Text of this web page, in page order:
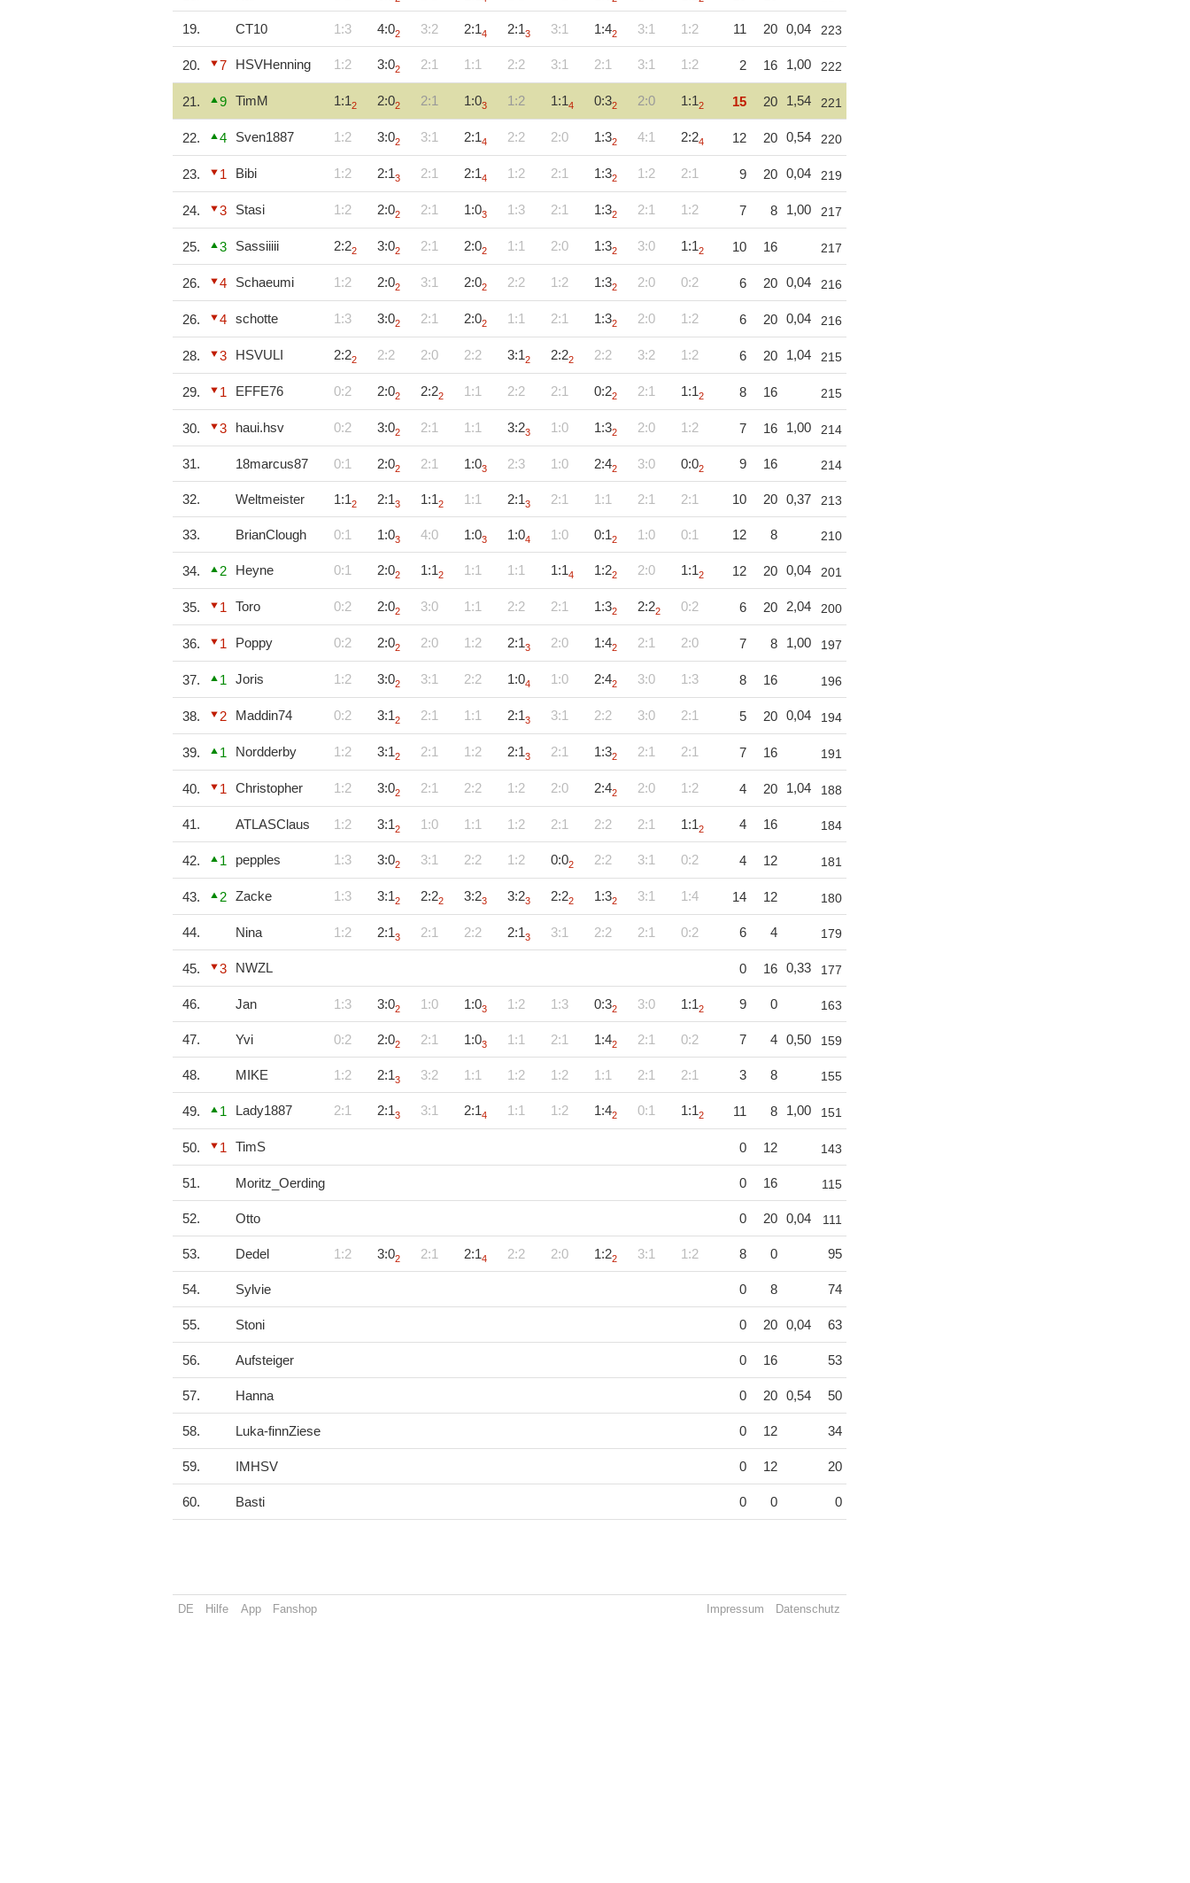
19. CT10 1:3 4:02 3:2 2:14 2:13 3:1 1:42 3:1 1:2 11 20 0,04 223
20. 7 HSVHenning 1:2 3:02 2:1 1:1 2:2 3:1 2:1 3:1 1:2 2 16 1,00 222
21. 9 TimM 1:12 2:02 2:1 1:03 1:2 1:14 0:32 2:0 1:12 15 20 1,54 221
22. 4 Sven1887 1:2 3:02 3:1 2:14 2:2 2:0 1:32 4:1 2:24 12 20 0,54 220
23. 1 Bibi 1:2 2:13 2:1 2:14 1:2 2:1 1:32 1:2 2:1 9 20 0,04 219
24. 3 Stasi 1:2 2:02 2:1 1:03 1:3 2:1 1:32 2:1 1:2 7 8 1,00 217
25. 3 Sassiiiii 2:22 3:02 2:1 2:02 1:1 2:0 1:32 3:0 1:12 10 16 217
26. 4 Schaeumi 1:2 2:02 3:1 2:02 2:2 1:2 1:32 2:0 0:2 6 20 0,04 216
26. 4 schotte 1:3 3:02 2:1 2:02 1:1 2:1 1:32 2:0 1:2 6 20 0,04 216
28. 3 HSVULI 2:22 2:2 2:0 2:2 3:12 2:22 2:2 3:2 1:2 6 20 1,04 215
29. 1 EFFE76 0:2 2:02 2:22 1:1 2:2 2:1 0:22 2:1 1:12 8 16 215
30. 3 haui.hsv 0:2 3:02 2:1 1:1 3:23 1:0 1:32 2:0 1:2 7 16 1,00 214
31. 18marcus87 0:1 2:02 2:1 1:03 2:3 1:0 2:42 3:0 0:02 9 16 214
32. Weltmeister 1:12 2:13 1:12 1:1 2:13 2:1 1:1 2:1 2:1 10 20 0,37 213
33. BrianClough 0:1 1:03 4:0 1:03 1:04 1:0 0:12 1:0 0:1 12 8 210
34. 2 Heyne 0:1 2:02 1:12 1:1 1:1 1:14 1:22 2:0 1:12 12 20 0,04 201
35. 1 Toro 0:2 2:02 3:0 1:1 2:2 2:1 1:32 2:22 0:2 6 20 2,04 200
36. 1 Poppy 0:2 2:02 2:0 1:2 2:13 2:0 1:42 2:1 2:0 7 8 1,00 197
37. 1 Joris 1:2 3:02 3:1 2:2 1:04 1:0 2:42 3:0 1:3 8 16 196
38. 2 Maddin74 0:2 3:12 2:1 1:1 2:13 3:1 2:2 3:0 2:1 5 20 0,04 194
39. 1 Nordderby 1:2 3:12 2:1 1:2 2:13 2:1 1:32 2:1 2:1 7 16 191
40. 1 Christopher 1:2 3:02 2:1 2:2 1:2 2:0 2:42 2:0 1:2 4 20 1,04 188
41. ATLASClaus 1:2 3:12 1:0 1:1 1:2 2:1 2:2 2:1 1:12 4 16 184
42. 1 pepples 1:3 3:02 3:1 2:2 1:2 0:02 2:2 3:1 0:2 4 12 181
43. 2 Zacke 1:3 3:12 2:22 3:23 3:23 2:22 1:32 3:1 1:4 14 12 180
44. Nina 1:2 2:13 2:1 2:2 2:13 3:1 2:2 2:1 0:2 6 4 179
45. 3 NWZL 0 16 0,33 177
46. Jan 1:3 3:02 1:0 1:03 1:2 1:3 0:32 3:0 1:12 9 0 163
47. Yvi 0:2 2:02 2:1 1:03 1:1 2:1 1:42 2:1 0:2 7 4 0,50 159
48. MIKE 1:2 2:13 3:2 1:1 1:2 1:2 1:1 2:1 2:1 3 8 155
49. 1 Lady1887 2:1 2:13 3:1 2:14 1:1 1:2 1:42 0:1 1:12 11 8 1,00 151
50. 1 TimS 0 12 143
51. Moritz_Oerding 0 16 115
52. Otto 0 20 0,04 111
53. Dedel 1:2 3:02 2:1 2:14 2:2 2:0 1:22 3:1 1:2 8 0 95
54. Sylvie 0 8 74
55. Stoni 0 20 0,04 63
56. Aufsteiger 0 16 53
57. Hanna 0 20 0,54 50
58. Luka-finnZiese 0 12 34
59. IMHSV 0 12 20
60. Basti 0 0 0
DE Hilfe App Fanshop Impressum Datenschutz